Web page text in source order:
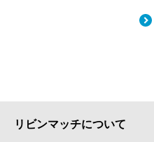
リビンマッチについて